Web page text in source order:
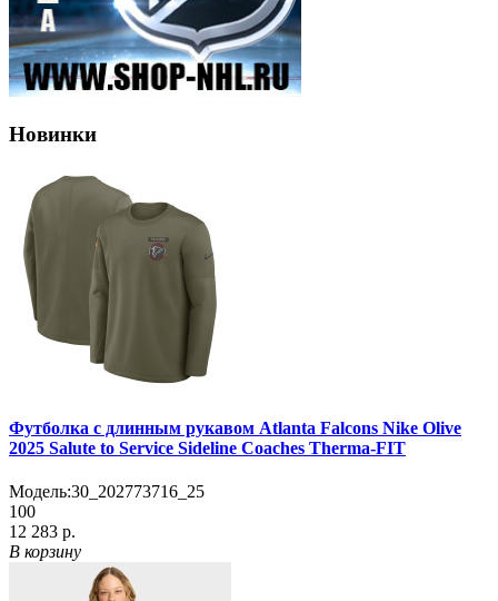
Новинки
Футболка с длинным рукавом Atlanta Falcons Nike Olive
2025 Salute to Service Sideline Coaches Therma-FIT
Модель:30_202773716_25
100
12 283 р.
В корзину